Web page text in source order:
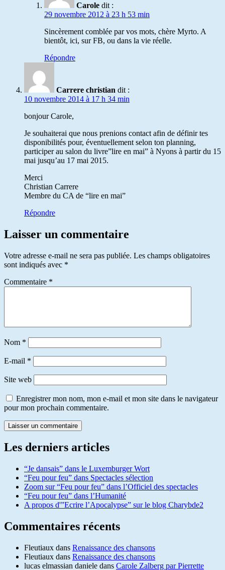
Carole dit :
29 novembre 2012 à 23 h 53 min
Sincèrement comblée par vos mots, chère Myrto. A
bientôt, ici, sur FB, ou dans la vie réelle.
Répondre
Carrere christian dit :
10 novembre 2014 à 17 h 34 min
bonjour Carole,
Je souhaiterai que nous prenions contact afin de définir tes
disponibilités pour, éventuellement selon ton planning,
participer au salon du livre”lire en mai” à Nyons à partir du 15
mai jusqu’au 17 mai 2015.
Merci
Christian Carrere
Membre du CA de “lire en mai”
Répondre
Laisser un commentaire
Votre adresse e-mail ne sera pas publiée. Les champs obligatoires
sont indiqués avec *
Commentaire *
Nom *
E-mail *
Site web
Enregistrer mon nom, mon e-mail et mon site dans le navigateur
pour mon prochain commentaire.
Les derniers articles
“Je dansais” dans le Luxemburger Wort
“Feu pour feu” dans Spectacles sélection
Zoom sur “Feu pour feu” dans l’Officiel des spectacles
“Feu pour feu” dans l’Humanité
A propos d'”Ecrire l’Apocalypse” sur le blog Charybde2
Commentaires récents
Fleutiaux dans Renaissance des chansons
Fleutiaux dans Renaissance des chansons
lucas elmassian daniele dans Carole Zalberg par Pierrette